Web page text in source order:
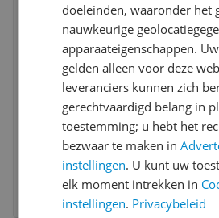
SmallRig 5305 x Potato
Hydraulic
v.a. € 362,32
-
4 prijzen
Ga naar
doeleinden, waaronder het
nauwkeurige
apparaateigenschappen.
gelden alleen voor deze
leveranciers kunnen zich
gerechtvaardigd belang in
toestemming; u hebt het
bezwaar te maken in
instellingen. U kunt uw
elk moment intrekken in
instellingen. Privacybeleid